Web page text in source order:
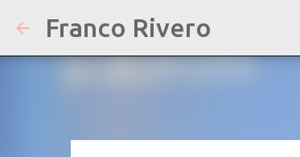
Franco Rivero